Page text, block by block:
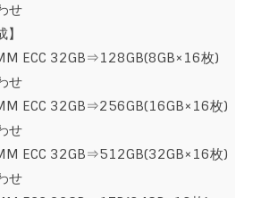
せ
ECC 32GB⇒128GB(8GB×16枚)
せ
ECC 32GB⇒256GB(16GB×16枚)
せ
ECC 32GB⇒512GB(32GB×16枚)
せ